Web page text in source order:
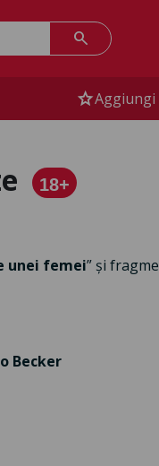
search
starAggiungi
18+
unei femei” și
Becker